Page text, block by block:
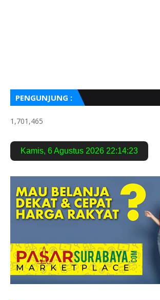
PENGUNJUNG :
1,701,465
Kamis, 6 Agustus 2026 22:14:24